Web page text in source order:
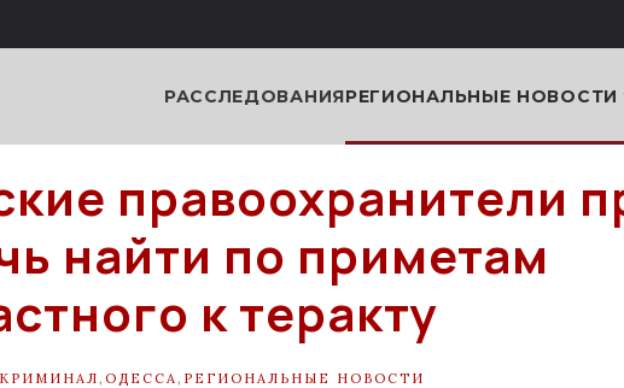
РАССЛЕДОВАНИЯРЕГИОНАЛЬНЫЕ НОВОСТИ
правоохранители
найти по приметам
к теракту
КРИМИНАЛ ОДЕССА РЕГИОНАЛЬНЫЕ НОВОСТИ